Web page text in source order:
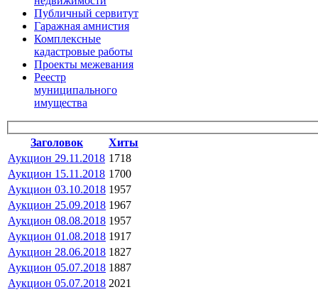
Публичный сервитут
Гаражная амнистия
Комплексные
кадастровые работы
Проекты межевания
Реестр
муниципального
имущества
Заголовок
Хиты
Аукцион 29.11.2018 1718
Аукцион 15.11.2018 1700
Аукцион 03.10.2018 1957
Аукцион 25.09.2018 1967
Аукцион 08.08.2018 1957
Аукцион 01.08.2018 1917
Аукцион 28.06.2018 1827
Аукцион 05.07.2018 1887
Аукцион 05.07.2018 2021